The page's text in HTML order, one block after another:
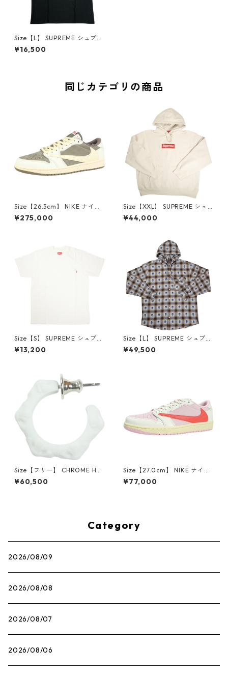
Size【L】 SUPREME シュプリ
ーム ×Frank Frazetta Destr
uction Tee Black Tシャツ 黒
¥16,500
同じカテゴリの商品
Size【26.5cm】 NIKE ナイキ
×Travis Scott AIR JORDAN 1
LOW Reverse Mocha DM786
¥275,000
Size【XXL】 SUPREME シュ
プリーム 24AW Box Logo Ho
oded Sweatshirt Stone ボッ
¥44,000
Size【S】 SUPREME シュプリ
ーム S/S Pocket Tee White T
シャツ 白 【新古品・未使用
¥13,200
Size【L】 SUPREME シュプリ
ーム ×Number (N)ine 25FW
Hooded Flannel Shirt Blue
¥49,500
Size【フリー】 CHROME HEA
RTS クロム・ハーツ CH Cross
SINGLE Hoop Earring WHITE
¥60,500
Size【27.0cm】 NIKE ナイキ
×Travis Scott AIR JORDAN 1
LOW OG SP Muslin/Shy Pink
¥77,000
Category
2026/08/09
2026/08/08
2026/08/07
2026/08/06